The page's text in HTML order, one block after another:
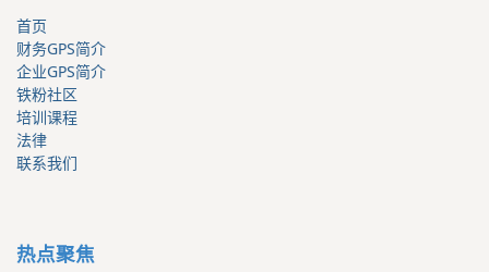
首页
财务GPS简介
企业GPS简介
铁粉社区
培训课程
法律
联系我们
热点聚焦